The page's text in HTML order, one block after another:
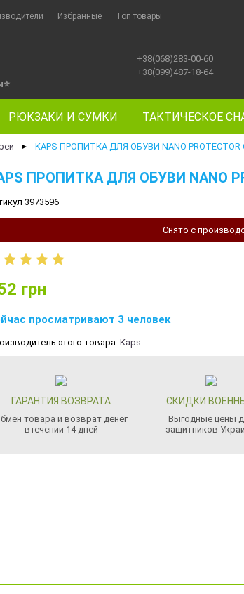
Избранные Топ товары
⭐
+38(068)283-00-60
+38(099)487-18-64
РЮКЗАКИ И СУМКИ ТАКТИЧЕСКОЕ
► KAPS ПРОПИТКА ДЛЯ ОБУВИ NANO
ПРОПИТКА ДЛЯ ОБУВИ NANO
3973596
Снято с
грн
просматривают 3 человек
этого товара: Kaps
ГАРАНТИЯ ВОЗВРАТА
товара и возврат денег
втечении 14 дней
СКИДКИ
Выгодные цены
защитников